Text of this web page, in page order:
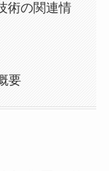
術の関連情
要